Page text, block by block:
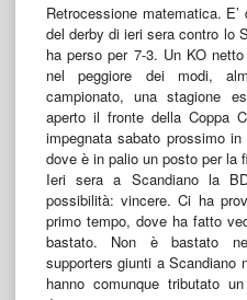
Retrocessione matematica.
del derby di ieri sera contro lo
ha perso per 7-3. Un KO
nel peggiore dei modi,
campionato, una stagione
aperto il fronte della Coppa
impegnata sabato prossimo
dove è in palio un posto per la
Ieri sera a Scandiano la
possibilità: vincere. Ci ha
primo tempo, dove ha fatto
bastato. Non è bastato
supporters giunti a Scandiano
hanno comunque tributato